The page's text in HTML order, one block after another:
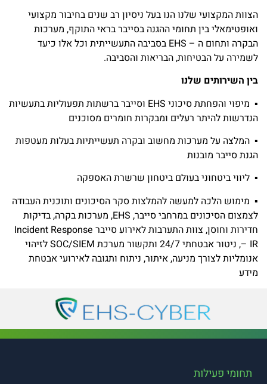
הצוות המקצועי שלנו הנו בעל ניסיון רב שנים בחיבור מקצועי
ואופטימאלי בין תחומי ההגנה בסייבר בראי התוקף, מערכות
הבקרה ותחום ה – EHS בסביבה התעשייתית וכל אלו כיעד
לשמירה על הבטיחות, הבריאות והסביבה.
בין השירותים שלנו
▪
מיפוי והפחתת סיכוני EHS וסייבר ברשתות תפעוליות בתעשיות
הנדרשות להיתר רעלים ומבקרות חומרים מסוכנים
▪ המלצה על מערכות מחשוב ובקרה תעשייתיות בעלות מעטפות
הגנת סייבר מובנות
▪ ליווי ביטחוני בעולם ביטחון שרשרת האספקה
▪ מימוש הלכה למעשה להמלצות סקר הסיכונים ותוכנית העבודה
לצמצום הסיכונים במרחבי סייבר, EHS, מערכות בקרה, בדיקות
חדירות וחוסן, צוות התערבות לאירוע סייבר Incident Response
– IR, ניטור אבטחתי 24/7 ותקשור מערכת SOC/SIEM לזיהוי
אנומליות לצורך מניעה, איתור, ניתוח ותגובה לאירועי אבטחת
מידע
תחומי פעילות